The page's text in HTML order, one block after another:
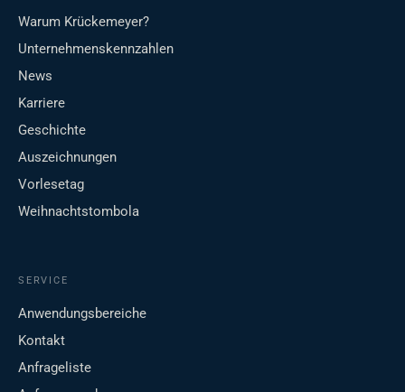
Warum Krückemeyer?
Unternehmenskennzahlen
News
Karriere
Geschichte
Auszeichnungen
Vorlesetag
Weihnachtstombola
SERVICE
Anwendungsbereiche
Kontakt
Anfrageliste